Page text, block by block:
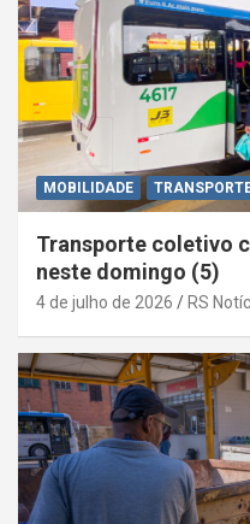
MOBILIDADE
Transporte coletivo
neste domingo (5)
4 de julho de 2026 RS